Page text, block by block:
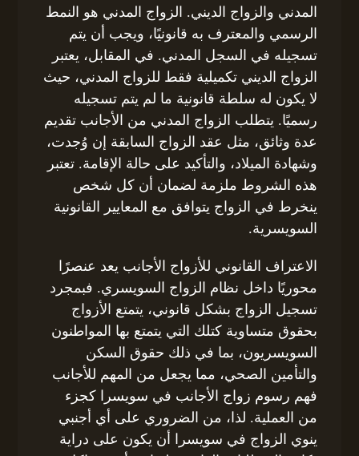
المدني والزواج الديني. الزواج المدني هو النمط
الرسمي والمعترف به قانونيًا، ويجب أن يتم
تسجيله في السجل المدني. في المقابل، يعتبر
الزواج الديني تكميلية فقط للزواج المدني، حيث
لا يكون له سلطة قانونية ما لم يتم تسجيله
رسميًا. يتطلب الزواج المدني من الأجانب تقديم
عدة وثائق، مثل عقد الزواج السابقة إن وُجدت،
وشهادة الميلاد، والتأكيد على حالة الإقامة. تعتبر
هذه الشروط ملزمة لضمان أن كل شخص
ينخرط في الزواج يتوافق مع المعايير القانونية
السويسرية.
الاعتراف القانوني للأزواج الأجانب يعد عنصرًا
محوريًا داخل نظام الزواج السويسري. فبمجرد
تسجيل الزواج بشكل قانوني، يتمتع الأزواج
بحقوق متساوية كتلك التي يتمتع بها المواطنون
السويسريون، بما في ذلك حقوق السكن
والتأمين الصحي، مما يجعل من المهم للأجانب
فهم رسوم زواج الأجانب في سويسرا كجزء
من العملية. لذا، من الضروري على أي أجنبي
ينوي الزواج في سويسرا أن يكون على دراية